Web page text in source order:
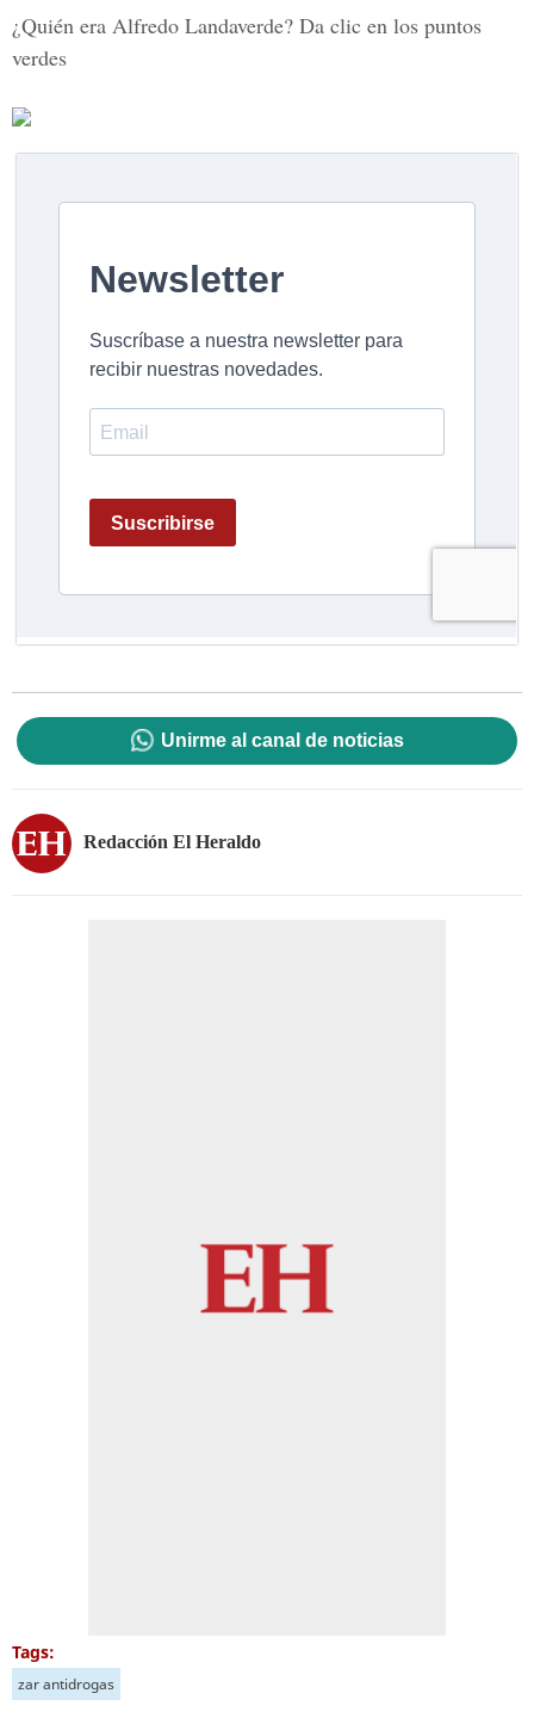
¿Quién era Alfredo Landaverde? Da clic en los puntos
verdes
Unirme al canal de noticias
Redacción El Heraldo
Tags:
zar antidrogas